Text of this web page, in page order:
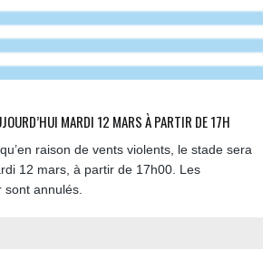
MARDI 12 MARS À PARTIR DE 17H
raison de vents violents, le stade sera
12 mars, à partir de 17h00. Les
annulés.